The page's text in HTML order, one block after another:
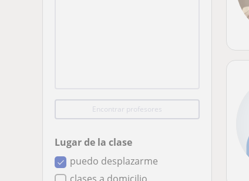
Encontrar profesores
Lugar de la clase
puedo desplazarme